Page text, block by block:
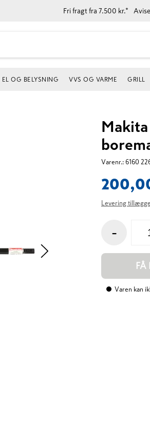
Fri fragt fra 7.500 kr.*
EL OG BELYSNING VVS OG VARME GRILL
Varenr.: 6160
Levering
-
FÅ
Varen kan